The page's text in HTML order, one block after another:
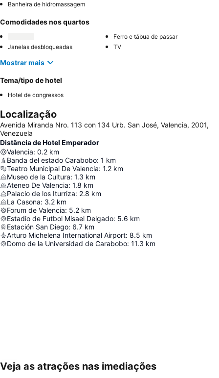
Banheira de hidromassagem
Comodidades nos quartos
Ferro e tábua de passar
Janelas desbloqueadas
TV
Mostrar mais
Tema/tipo de hotel
Hotel de congressos
Localização
Avenida Miranda Nro. 113 con 134 Urb. San José, Valencia, 2001,
Venezuela
Distância de Hotel Emperador
Valencia: 0.2 km
Banda del estado Carabobo: 1 km
Teatro Municipal De Valencia: 1.2 km
Museo de la Cultura: 1.3 km
Ateneo De Valencia: 1.8 km
Palacio de los Iturriza: 2.8 km
La Casona: 3.2 km
Forum de Valencia: 5.2 km
Estadio de Futbol Misael Delgado: 5.6 km
Estación San Diego: 6.7 km
Arturo Michelena International Airport: 8.5 km
Domo de la Universidad de Carabobo: 11.3 km
Ampliar mapa
Veja as atrações nas imediações